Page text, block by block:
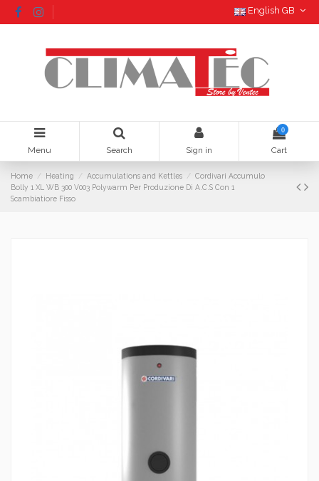
English GB
Menu Search Sign in
0
Cart
Home Heating Accumulations and Kettles
Cordivari Accumulo
Bolly 1 XL WB 300 V003 Polywarm Per Produzione Di A.C.S Con 1
Scambiatiore Fisso